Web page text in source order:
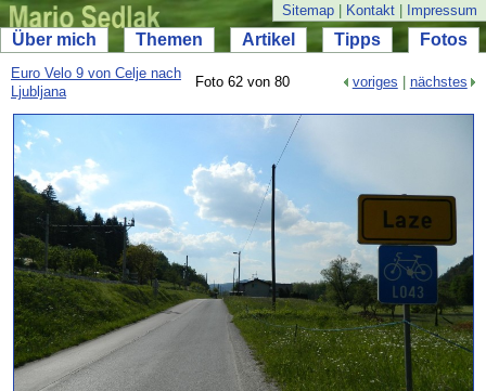
Sitemap Kontakt Impressum
Über mich Themen Artikel Tipps Fotos
Euro Velo 9 von Celje nach
Ljubljana
Foto 62 von 80 voriges nächstes